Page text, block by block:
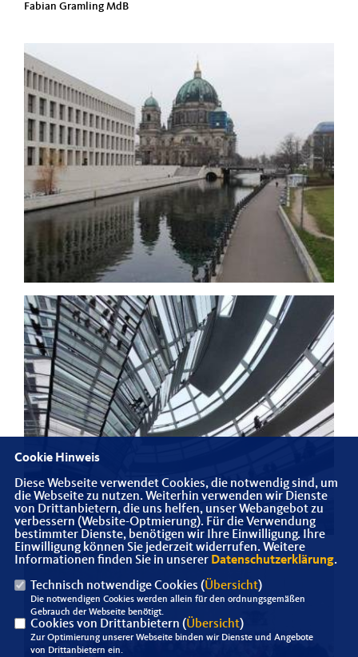
Fabian Gramling MdB
Cookie Hinweis
Diese Webseite verwendet Cookies, die notwendig sind, um
die Webseite zu nutzen. Weiterhin verwenden wir Dienste
von Drittanbietern, die uns helfen, unser Webangebot zu
verbessern (Website-Optmierung). Für die Verwendung
bestimmter Dienste, benötigen wir Ihre Einwilligung. Ihre
Einwilligung können Sie jederzeit widerrufen. Weitere
Informationen finden Sie in unserer Datenschutzerklärung.
Technisch notwendige Cookies (Übersicht)
Die notwendigen Cookies werden allein für den ordnungsgemäßen
Gebrauch der Webseite benötigt.
Cookies von Drittanbietern (Übersicht)
Zur Optimierung unserer Webseite binden wir Dienste und Angebote
von Drittanbietern ein.